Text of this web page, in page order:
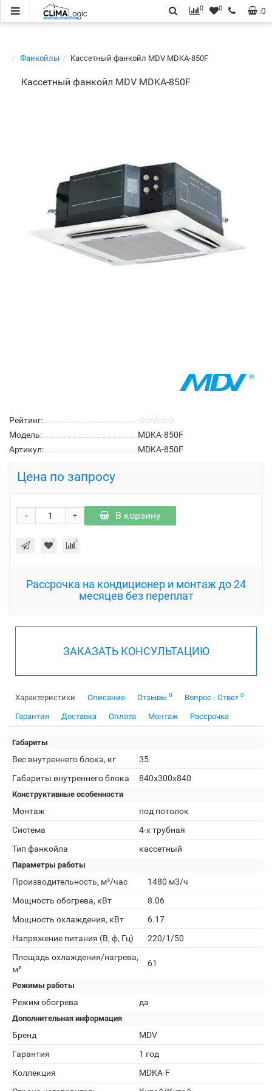
:0
0 0
Фанкойлы Кассетный фанкойл MDV MDKA-850F
Кассетный фанкойл MDV MDKA-850F
Рейтинг:
Модель:
MDKA-850F
Артикул:
MDKA-850F
Цена по запросу
+
- В корзину
Рассрочка на кондиционер и монтаж до 24
месяцев без переплат
ЗАКАЗАТЬ КОНСУЛЬТАЦИЮ
Характеристики Описание Отзывы 0 Вопрос - Ответ 0
Гарантия Доставка Оплата Монтаж Рассрочка
Габариты
Вес внутреннего блока, кг
35
Габариты внутреннего блока
840x300x840
Конструктивные особенности
Монтаж
под потолок
Система
4-х трубная
Тип фанкойла
кассетный
Параметры работы
Производительность, м³/час
1480 м3/ч
Мощность обогрева, кВт
8.06
Мощность охлаждения, кВт
6.17
Напряжение питания (В, ф, Гц)
220/1/50
Площадь охлаждения/нагрева,
м²
61
Режимы работы
Режим обогрева да
Дополнительная информация
Бренд
MDV
Гарантия
1 год
Коллекция
MDKA-F